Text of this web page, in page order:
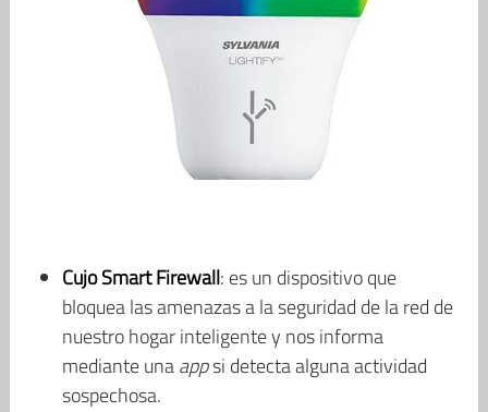
Cujo Smart Firewall: es un dispositivo que
bloquea las amenazas a la seguridad de la red de
nuestro hogar inteligente y nos informa
mediante unaappsi detecta alguna actividad
sospechosa.